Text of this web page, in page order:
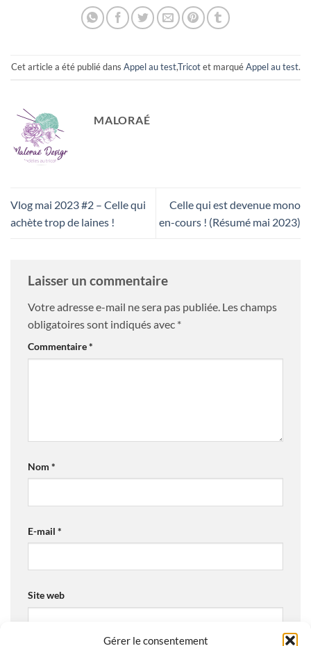
Gérer le consentement
Cet article a été publié dans Appel au test,Tricotet marquéAppel au test.
MALORAÉ
Vlog mai 2023 #2 – Celle qui
achète trop de laines !
Celle qui est devenue mono
en-cours ! (Résumé mai 2023)
Laisser un commentaire
Votre adresse e-mail ne sera pas publiée. Les champs
obligatoires sont indiqués avec *
Commentaire*
Nom *
E-mail *
Site web